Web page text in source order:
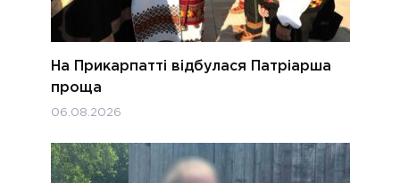
На Прикарпатті відбулася Патріарша
проща
06.08.2026